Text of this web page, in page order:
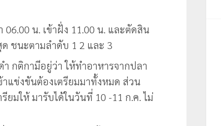
น. เข้าฝั่ง 11.00 น. และตัดสิน
ชนะตามลำดับ 1 2 และ 3
กติกามีอยู่ว่า ให้ทำอาหารจากปลา
แข่งขันต้องเตรียมมาทั้งหมด ส่วน
มให้ มารับได้ในวันที่ 10 -11 ก.ค. ไม่